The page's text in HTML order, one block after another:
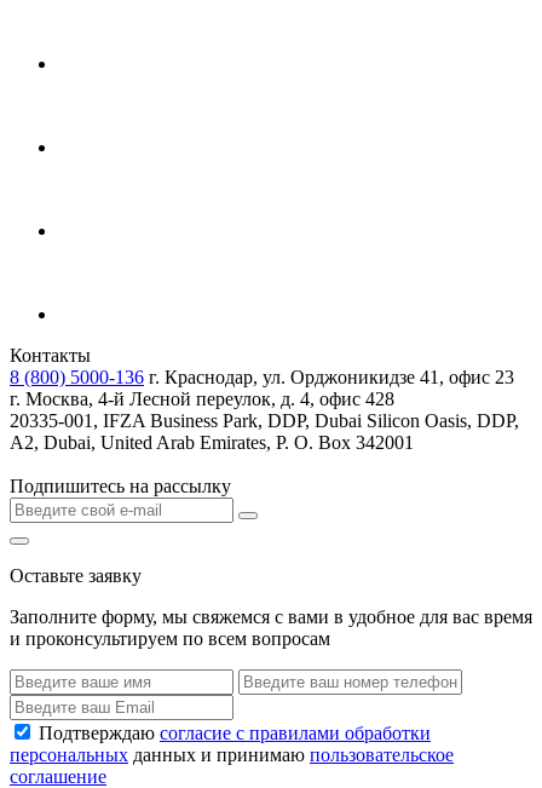
Контакты
8 (800) 5000-136 г. Краснодар, ул. Орджоникидзе 41, офис 23
г. Москва, 4-й Лесной переулок, д. 4, офис 428
20335-001, IFZA Business Park, DDP, Dubai Silicon Oasis, DDP,
A2, Dubai, United Arab Emirates, P. O. Box 342001
Подпишитесь на рассылку
Оставьте заявку
Заполните форму, мы свяжемся с вами в удобное для вас время
и проконсультируем по всем вопросам
Подтверждаю согласие с правилами обработки
персональных данных и принимаю пользовательское
соглашение